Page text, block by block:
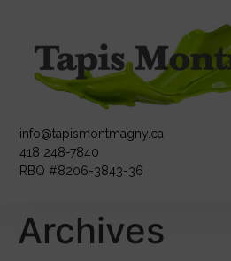
info@tapismontmagny.ca
418 248-7840
RBQ #8206-3843-36
Archives